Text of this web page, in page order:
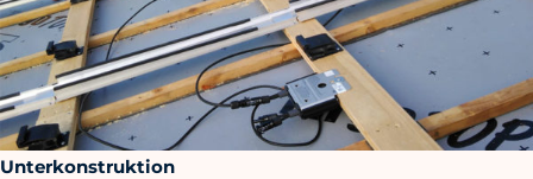
Unterkonstruktion